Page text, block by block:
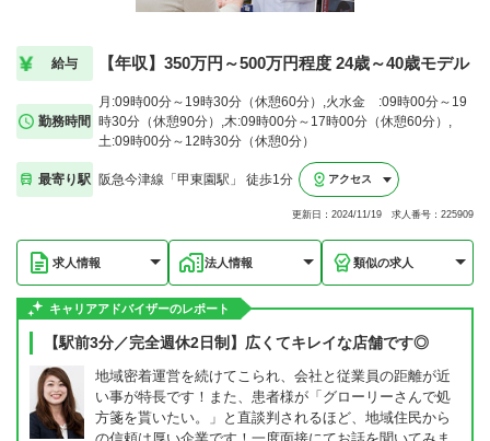
給与 【年収】350万円～500万円程度 24歳～40歳モデル
勤務時間
月:09時00分～19時30分（休憩60分）,火水金 :09時00分～19
時30分（休憩90分）,木:09時00分～17時00分（休憩60分）,
土:09時00分～12時30分（休憩0分）
最寄り駅 阪急今津線「甲東園駅」 徒歩1分 アクセス
更新日：2024/11/19 求人番号：225909
求人情報 法人情報 類似の求人
キャリアアドバイザーのレポート
【駅前3分／完全週休2日制】広くてキレイな店舗です◎
地域密着運営を続けてこられ、会社と従業員の距離が近
い事が特長です！また、患者様が「グローリーさんで処
方箋を貰いたい。」と直談判されるほど、地域住民から